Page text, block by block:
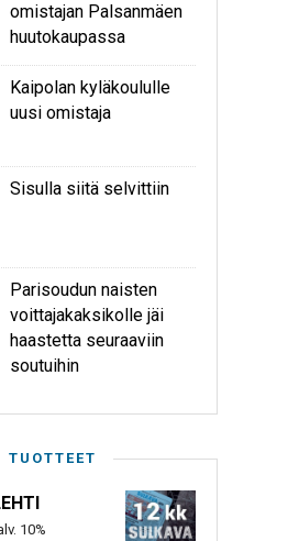
omistajan Palsanmäen
huutokaupassa
Kaipolan kyläkoululle
uusi omistaja
Sisulla siitä selvittiin
Parisoudun naisten
voittajakaksikolle jäi
haastetta seuraaviin
soutuihin
TUOTTEET
10%